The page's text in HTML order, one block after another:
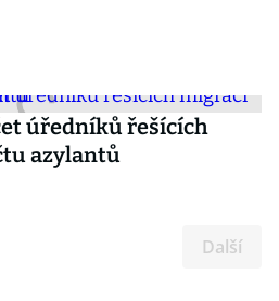
úředníků řešících
azylantů
Další